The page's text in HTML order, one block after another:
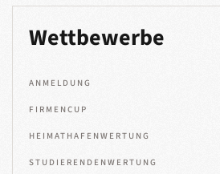
Wettbewerbe
ANMELDUNG
FIRMENCUP
HEIMATHAFENWERTUNG
STUDIERENDENWERTUNG